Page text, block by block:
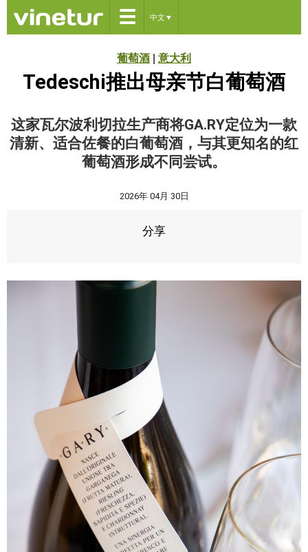
☰ 中文 ▼
葡萄酒 意大利
Tedeschi推出母亲节白葡萄酒
这家瓦尔波利切拉生产商将GA.RY定位为一款
清新、适合佐餐的白葡萄酒，与其更知名的红
葡萄酒形成不同尝试。
2026年 04月 30日
分享